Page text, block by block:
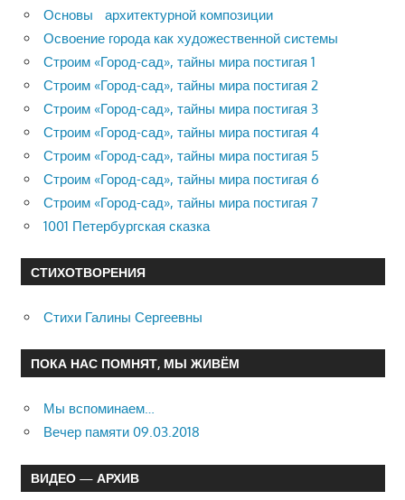
Основы архитектурной композиции
Освоение города как художественной системы
Строим «Город-сад», тайны мира постигая 1
Строим «Город-сад», тайны мира постигая 2
Строим «Город-сад», тайны мира постигая 3
Строим «Город-сад», тайны мира постигая 4
Строим «Город-сад», тайны мира постигая 5
Строим «Город-сад», тайны мира постигая 6
Строим «Город-сад», тайны мира постигая 7
1001 Петербургская сказка
СТИХОТВОРЕНИЯ
Стихи Галины Сергеевны
ПОКА НАС ПОМНЯТ, МЫ ЖИВЁМ
Мы вспоминаем…
Вечер памяти 09.03.2018
ВИДЕО — АРХИВ